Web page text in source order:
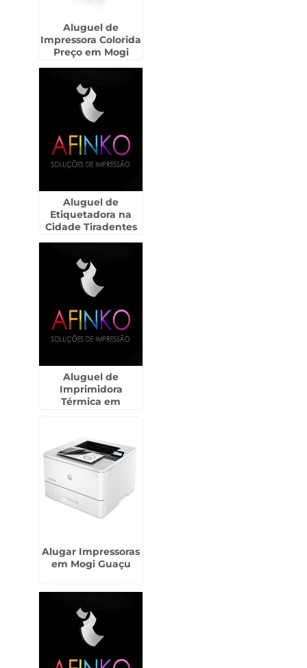
Aluguel de
Impressora Colorida
Preço em Mogi
Aluguel de
Etiquetadora na
Cidade Tiradentes
Aluguel de
Imprimidora
Térmica em
Alugar Impressoras
em Mogi Guaçu